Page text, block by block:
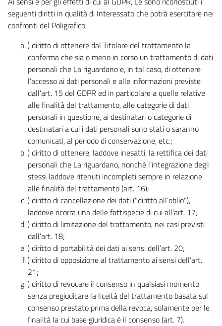
seguenti diritti in qualità di Interessato che potrà esercitare nei
confronti del Poligrafico:
) diritto di ottenere dal Titolare del trattamento la
conferma che sia o meno in corso un trattamento di dati
personali che La riguardano e, in tal caso, di ottenere
l’accesso ai dati personali e alle informazioni previste
dall’art. 15 del GDPR ed in particolare a quelle relative
alle finalità del trattamento, alle categorie di dati
personali in questione, ai destinatari o categorie di
destinatari a cui i dati personali sono stati o saranno
comunicati, al periodo di conservazione, etc.;
) diritto di ottenere, laddove inesatti, la rettifica dei dati
personali che La riguardano, nonché l’integrazione degli
stessi laddove ritenuti incompleti sempre in relazione
alle finalità del trattamento (art. 16);
) diritto di cancellazione dei dati ("diritto all’oblio"),
laddove ricorra una delle fattispecie di cui all’art. 17;
) diritto di limitazione del trattamento, nei casi previsti
dall’art. 18;
) diritto di portabilità dei dati ai sensi dell’art. 20;
) diritto di opposizione al trattamento ai sensi dell’art.
21;
) diritto di revocare il consenso in qualsiasi momento
senza pregiudicare la liceità del trattamento basata sul
consenso prestato prima della revoca, solamente per le
finalità la cui base giuridica è il consenso (art. 7).